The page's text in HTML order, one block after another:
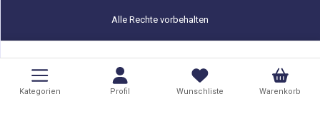
Kategorien Profil Wunschliste Warenkorb
Alle Rechte vorbehalten